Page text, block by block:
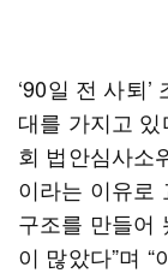
‘90일 전 사퇴
대를 가지고
회 법안심사소
이라는 이유로
구조를 만들어
이 많았다”며